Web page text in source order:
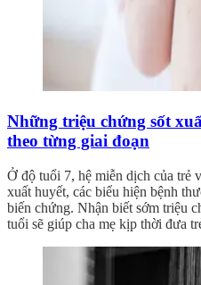
Những triệu chứng sốt
theo từng giai đoạn
Ở độ tuổi 7, hệ miễn dịch của trẻ
xuất huyết, các biểu hiện bệnh
biến chứng. Nhận biết sớm triệu
tuổi sẽ giúp cha mẹ kịp thời đưa